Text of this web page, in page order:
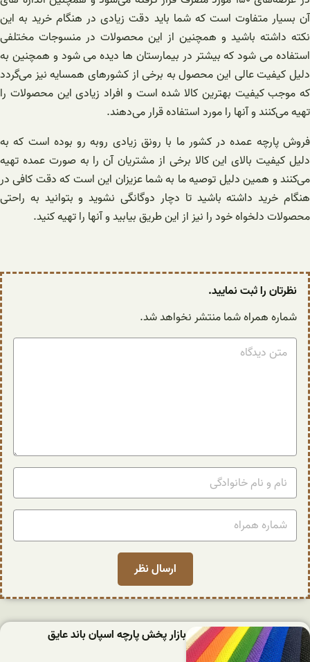
آن بسیار متفاوت است که شما باید دقت زیادی در هنگام خرید به این
نکته داشته باشید و همچنین از این محصولات در منسوجات مختلفی
استفاده می شود که بیشتر در بیمارستان ها دیده می شود و همچنین به
دلیل کیفیت عالی این محصول به برخی از کشورهای همسایه نیز می‌گردد
که موجب کیفیت بهترین کالا شده است و افراد زیادی این محصولات را
تهیه می‌کنند و آنها را مورد استفاده قرار می‌دهند.
فروش پارچه عمده در کشور ما با رونق زیادی روبه رو بوده است که به
دلیل کیفیت بالای این کالا برخی از مشتریان آن را به صورت عمده تهیه
می‌کنند و همین دلیل توصیه ما به شما عزیزان این است که دقت کافی در
هنگام خرید داشته باشید تا دچار دوگانگی نشوید و بتوانید به راحتی
محصولات دلخواه خود را نیز از این طریق بیابید و آنها را تهیه کنید.
نظرتان را ثبت نمایید.
شماره همراه شما منتشر نخواهد شد.
بازار پخش پارچه اسپان باند عایق